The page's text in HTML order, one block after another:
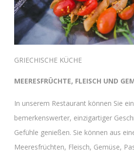
GRIECHISCHE KÜCHE
MEERESFRÜCHTE, FLEISCH UND
In unserem Restaurant können Sie
bemerkenswerter, einzigartiger
Gefühle genießen. Sie können aus
Meeresfrüchten, Fleisch, Gemüse,